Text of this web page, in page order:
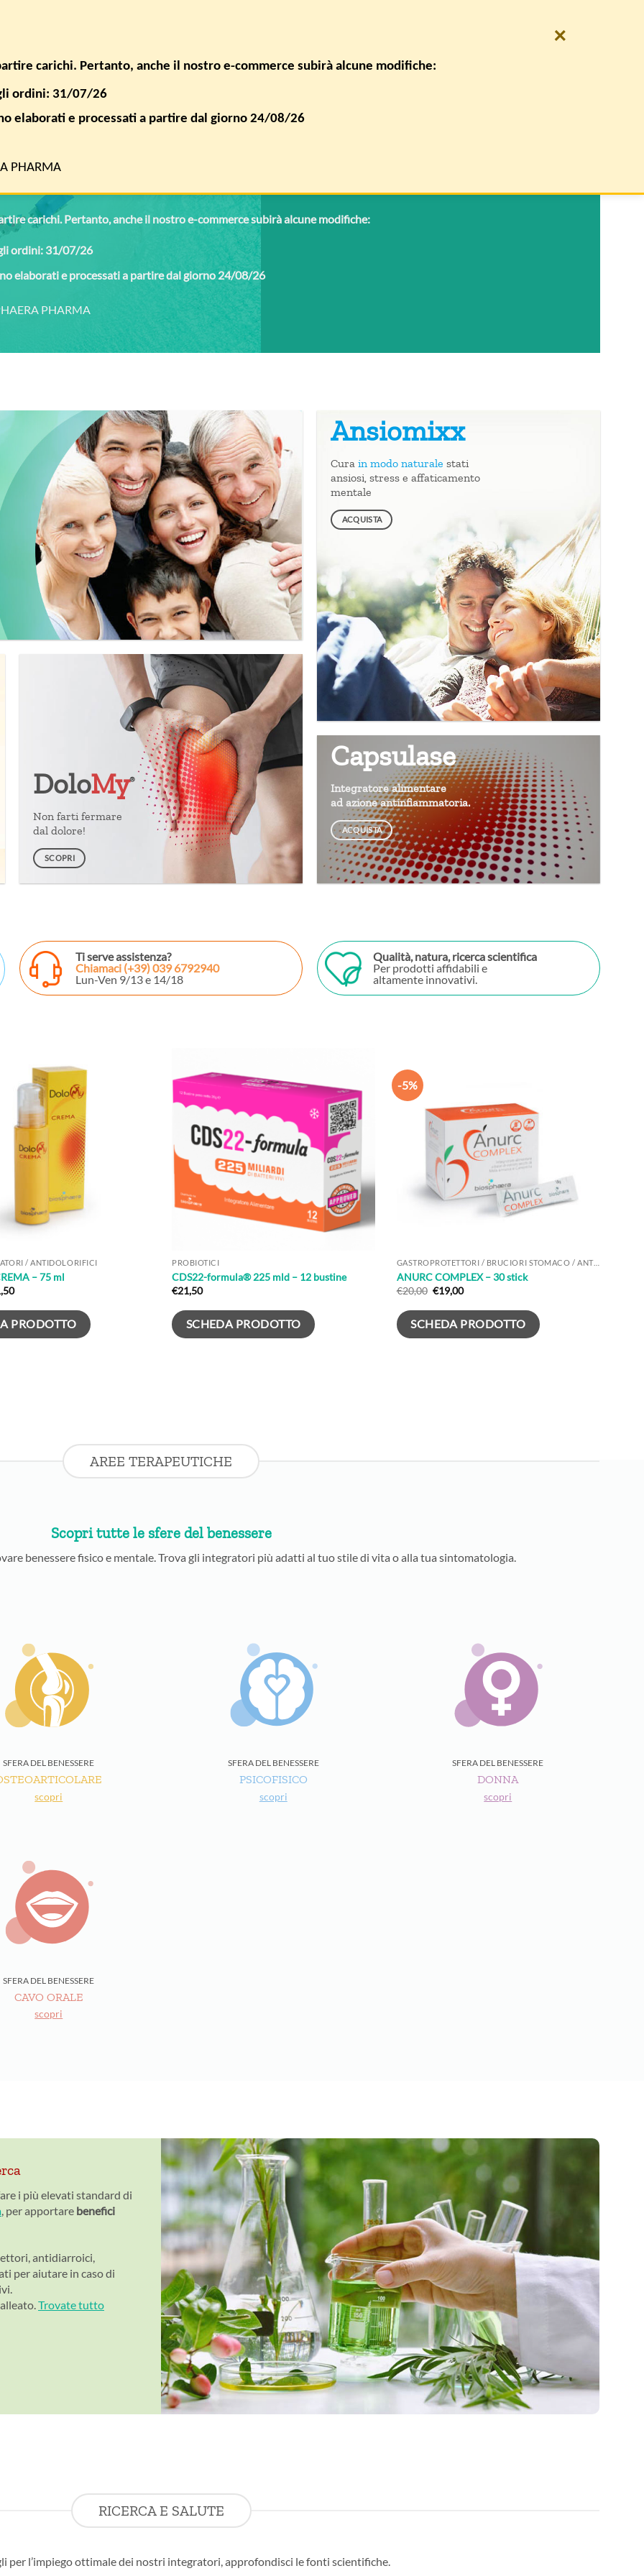
carichi. Pertanto, anche il nostro e-commerce subirà alcune modifiche:
ordini: 31/07/26
elaborati e processati a partire dal giorno 24/08/26
PHARMA
Ansiomixx
Curain modo naturale stati
ansiosi, stress e affaticamento
mentale
ACQUISTA
DoloMy®
Non farti fermare
dal dolore!
SCOPRI
Capsulase
Integratore alimentare
ad azione antinfiammatoria.
ACQUISTA
Ti serve assistenza?
Chiamaci (+39) 039 6792940
Lun-Ven 9/13 e 14/18
Qualità, natura, ricerca scientifica
Per prodotti affidabili e
altamente innovativi.
/ ANTIDOLORIFICI
– 75 ml
Il
attuale
è:
€21,50.
PRODOTTO
PROBIOTICI
CDS22-formula® 225 mld – 12 bustine
€21,50
SCHEDA PRODOTTO
-5%
GASTROPROTETTORI / BRUCIORI STOMACO / ANTI-ACIDI
ANURC COMPLEX – 30 stick
€20,00 Il
prezzo
originale
era:
€20,00.
€19,00Il
attuale
è:
€19,00.
SCHEDA PRODOTTO
AREE TERAPEUTICHE
Scopri tutte le sfere del benessere
benessere fisico e mentale. Trova gli integratori più adatti al tuo stile di vita o alla tua sintomatologia.
SFERA DEL BENESSERE
scopri
SFERA DEL BENESSERE
PSICOFISICO
scopri
SFERA DEL BENESSERE
DONNA
scopri
SFERA DEL BENESSERE
CAVO ORALE
scopri
i più elevati standard di
, per apportare benefici
antidiarroici,
per aiutare in caso di
Trovate tutto
RICERCA E SALUTE
per l’impiego ottimale dei nostri integratori, approfondisci le fonti scientifiche.
×
carichi. Pertanto, anche il nostro e-commerce subirà alcune modifiche:
ordini: 31/07/26
elaborati e processati a partire dal giorno 24/08/26
PHARMA